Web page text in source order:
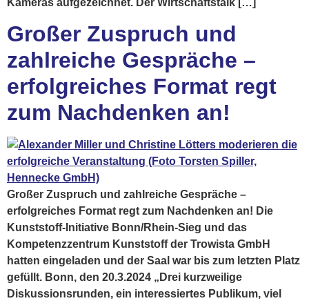
Großer Zuspruch und
zahlreiche Gespräche –
erfolgreiches Format regt
zum Nachdenken an!
Großer Zuspruch und zahlreiche Gespräche –
erfolgreiches Format regt zum Nachdenken an! Die
Kunststoff-Initiative Bonn/Rhein-Sieg und das
Kompetenzzentrum Kunststoff der Trowista GmbH
hatten eingeladen und der Saal war bis zum letzten Platz
gefüllt. Bonn, den 20.3.2024 „Drei kurzweilige
Diskussionsrunden, ein interessiertes Publikum, viel